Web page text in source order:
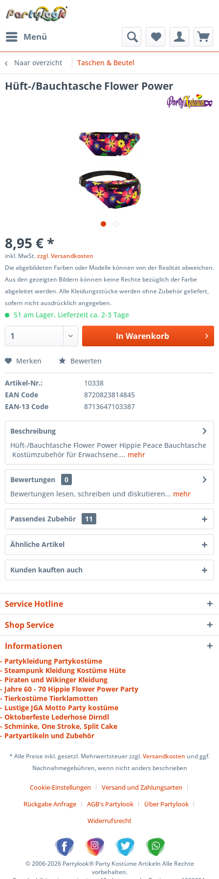
Menü
Naar overzicht Taschen & Beutel
Hüft-/Bauchtasche Flower Power
8,95 € *
inkl. MwSt.zzgl. Versandkosten
Die abgebildeten Farben oder Modelle können von der Realität abweichen.
Aus den gezeigten Bildern können keine Rechte bezüglich der Farbe
abgeleitet werden. Alle Kleidungsstücke werden ohne Zubehör geliefert,
sofern nicht ausdrücklich angegeben.
51 am Lager, Lieferzeit ca. 2-3 Tage
In Warenkorb
Merken Bewerten
Artikel-Nr.:
10338
EAN Code
8720823814845
EAN-13 Code
8713647103387
Beschreibung
Hüft-/Bauchtasche Flower Power Hippie Peace Bauchtasche
Kostümzubehör für Erwachsene.... mehr
Bewertungen
0
Bewertungen lesen, schreiben und diskutieren... mehr
Passendes Zubehör 11
Ähnliche Artikel
Kunden kauften auch
Service Hotline
Shop Service
Informationen
- Partykleidung Partykostüme
- Steampunk Kleidung Kostüme Hüte
- Piraten und Wikinger Kleidung
- Jahre 60 - 70 Hippie Flower Power Party
- Tierkostüme Tierklamotten
- Lustige JGA Motto Party kostüme
- Oktoberfeste Lederhose Dirndl
- Schminke, One Stroke, Split Cake
- Partyartikeln und Zubehör
* Alle Preise inkl. gesetzl. Mehrwertsteuer zzgl.Versandkosten und ggf.
Nachnahmegebühren, wenn nicht anders beschrieben
Cookie-Einstellungen
Versand und Zahlungsarten
Rückgabe Anfrage
AGB's Partylook
Über Partylook
Widerrufsrecht
© 2006-2026 Partylook® Party Kostüme Artikeln Alle Rechte
vorbehalten.